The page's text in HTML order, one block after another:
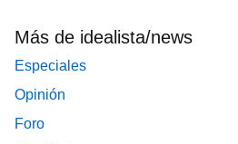
Más de idealista/news
Especiales
Opinión
Foro